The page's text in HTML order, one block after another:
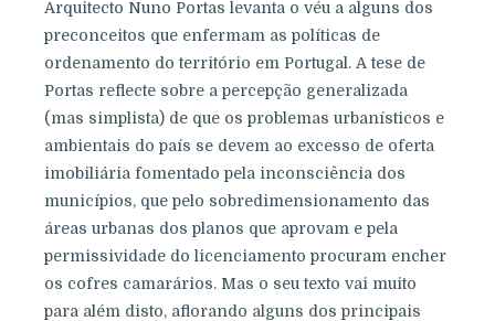
Arquitecto Nuno Portas levanta o véu a alguns dos
preconceitos que enfermam as políticas de
ordenamento do território em Portugal. A tese de
Portas reflecte sobre a percepção generalizada
(mas simplista) de que os problemas urbanísticos e
ambientais do país se devem ao excesso de oferta
imobiliária fomentado pela inconsciência dos
municípios, que pelo sobredimensionamento das
áreas urbanas dos planos que aprovam e pela
permissividade do licenciamento procuram encher
os cofres camarários. Mas o seu texto vai muito
para além disto, aflorando alguns dos principais